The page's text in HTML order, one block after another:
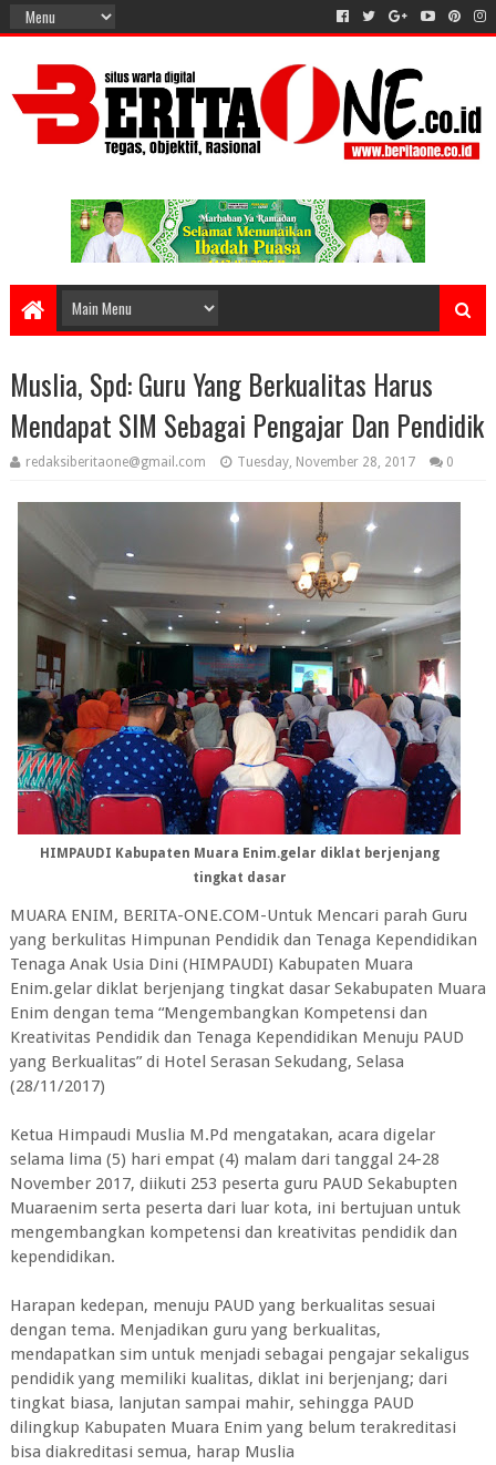
Muslia, Spd: Guru Yang Berkualitas Harus
Mendapat SIM Sebagai Pengajar Dan Pendidik
redaksiberitaone@gmail.com Tuesday, November 28, 2017 0
HIMPAUDI Kabupaten Muara Enim.gelar diklat berjenjang
tingkat dasar
MUARA ENIM, BERITA-ONE.COM-Untuk Mencari parah Guru
yang berkulitas Himpunan Pendidik dan Tenaga Kependidikan
Tenaga Anak Usia Dini (HIMPAUDI) Kabupaten Muara
Enim.gelar diklat berjenjang tingkat dasar Sekabupaten Muara
Enim dengan tema “Mengembangkan Kompetensi dan
Kreativitas Pendidik dan Tenaga Kependidikan Menuju PAUD
yang Berkualitas” di Hotel Serasan Sekudang, Selasa
(28/11/2017)
Ketua Himpaudi Muslia M.Pd mengatakan, acara digelar
selama lima (5) hari empat (4) malam dari tanggal 24-28
November 2017, diikuti 253 peserta guru PAUD Sekabupten
Muaraenim serta peserta dari luar kota, ini bertujuan untuk
mengembangkan kompetensi dan kreativitas pendidik dan
kependidikan.
Harapan kedepan, menuju PAUD yang berkualitas sesuai
dengan tema. Menjadikan guru yang berkualitas,
mendapatkan sim untuk menjadi sebagai pengajar sekaligus
pendidik yang memiliki kualitas, diklat ini berjenjang; dari
tingkat biasa, lanjutan sampai mahir, sehingga PAUD
dilingkup Kabupaten Muara Enim yang belum terakreditasi
bisa diakreditasi semua, harap Muslia